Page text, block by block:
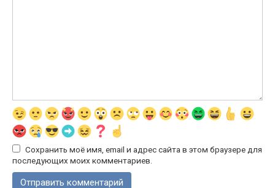
Сохранить моё имя, email и адрес сайта в этом браузере для
последующих моих комментариев.